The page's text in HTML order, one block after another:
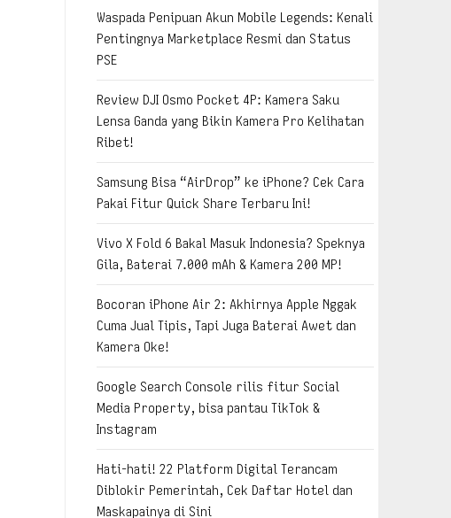
Waspada Penipuan Akun Mobile Legends: Kenali
Pentingnya Marketplace Resmi dan Status
PSE
Review DJI Osmo Pocket 4P: Kamera Saku
Lensa Ganda yang Bikin Kamera Pro Kelihatan
Ribet!
Samsung Bisa “AirDrop” ke iPhone? Cek Cara
Pakai Fitur Quick Share Terbaru Ini!
Vivo X Fold 6 Bakal Masuk Indonesia? Speknya
Gila, Baterai 7.000 mAh & Kamera 200 MP!
Bocoran iPhone Air 2: Akhirnya Apple Nggak
Cuma Jual Tipis, Tapi Juga Baterai Awet dan
Kamera Oke!
Google Search Console rilis fitur Social
Media Property, bisa pantau TikTok &
Instagram
Hati-hati! 22 Platform Digital Terancam
Diblokir Pemerintah, Cek Daftar Hotel dan
Maskapainya di Sini